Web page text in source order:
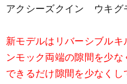
アクシーズクイン ウキグ
新モデルはリバーシブル
ンモック両端の隙間を少な
できるだけ隙間を少なくし